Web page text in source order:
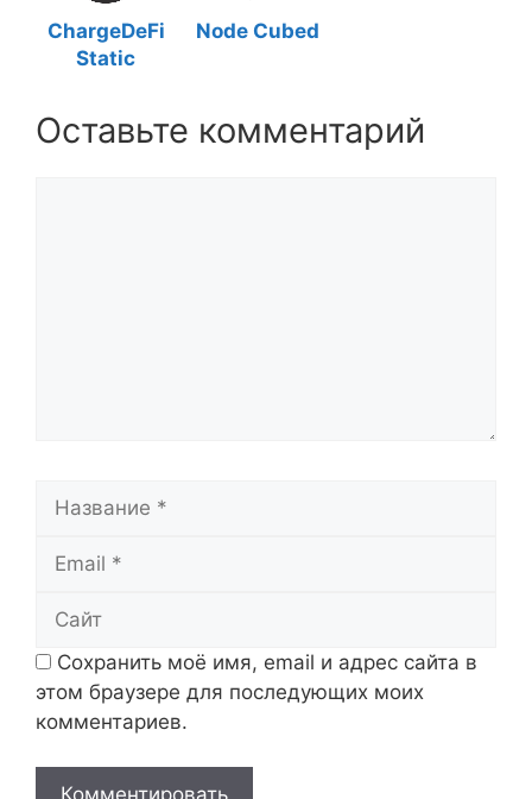
ChargeDeFi
Static
Node Cubed
Оставьте комментарий
Сохранить моё имя, email и адрес сайта в
этом браузере для последующих моих
комментариев.